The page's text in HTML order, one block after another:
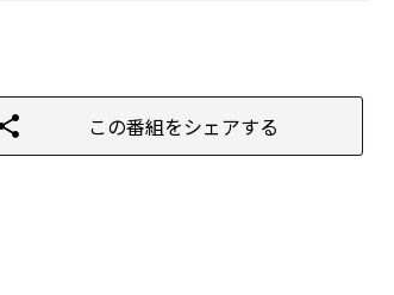
この番組をシェアする